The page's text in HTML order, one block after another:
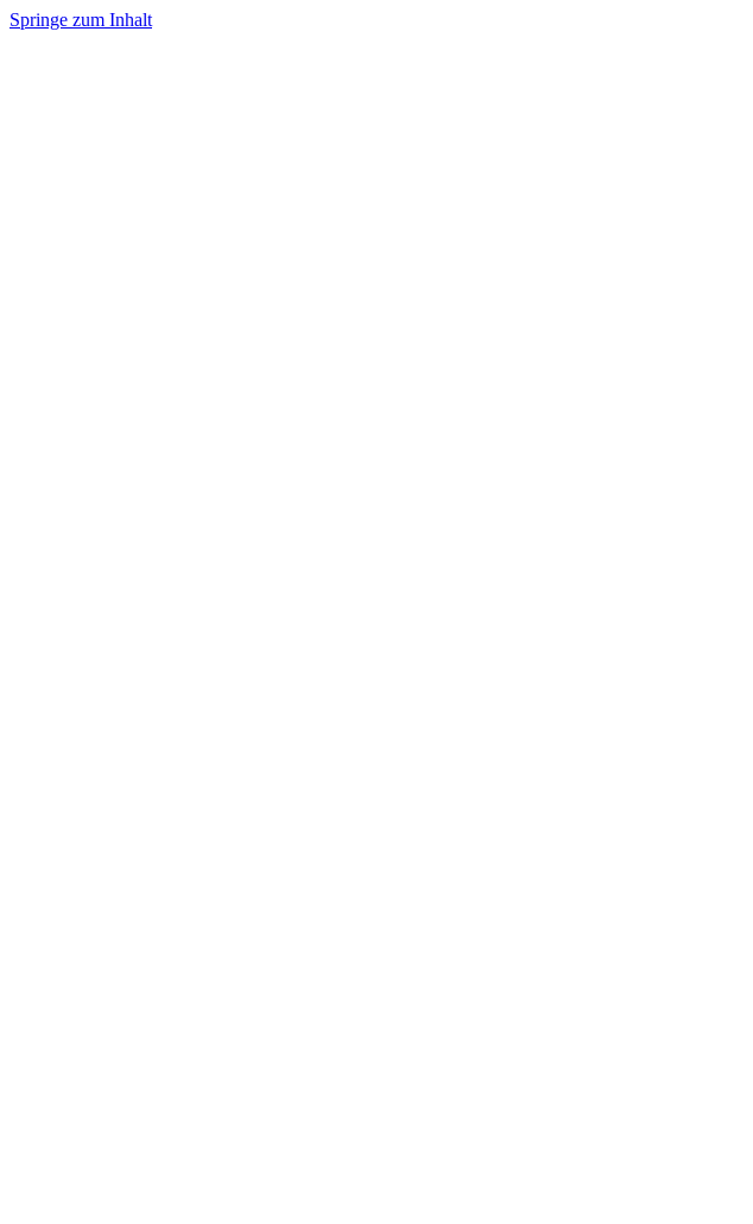
Springe zum Inhalt